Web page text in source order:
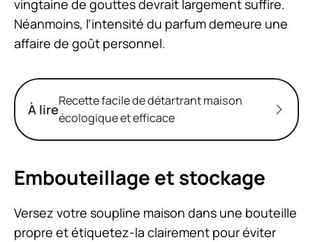
vingtaine de gouttes devrait largement suffire.
Néanmoins, l’intensité du parfum demeure une
affaire de goût personnel.
À lire
Recette facile de détartrant maison
écologique et efficace
Embouteillage et stockage
Versez votre soupline maison dans une bouteille
propre et étiquetez-la clairement pour éviter